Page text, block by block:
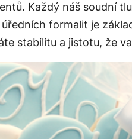
Každý náš soudní
formalit je
stabilitu a jistotu, že